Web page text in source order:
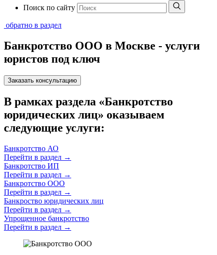
Поиск по сайту
обратно в раздел
Банкротство ООО в Москве - услуги
юристов под ключ
Заказать консультацию
В рамках раздела «Банкротство
юридических лиц» оказываем
следующие услуги:
Банкротство АО
Перейти в раздел →
Банкротство ИП
Перейти в раздел →
Банкротство ООО
Перейти в раздел →
Банкроство юридических лиц
Перейти в раздел →
Упрощенное банкротство
Перейти в раздел →